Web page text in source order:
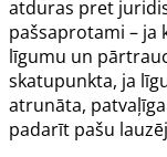
atduras pret
pašsaprotami – ja
līgumu un
skatupunkta, ja
atrunāta,
padarīt pašu